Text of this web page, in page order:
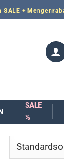
SALE +
SALE
%